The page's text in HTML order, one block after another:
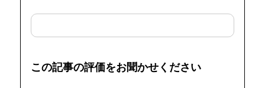
この記事の評価をお聞かせください